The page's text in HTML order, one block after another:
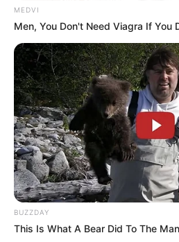
MEDVI
Men, You Don't Need Viagra If You
BUZZDAY
This Is What A Bear Did To The